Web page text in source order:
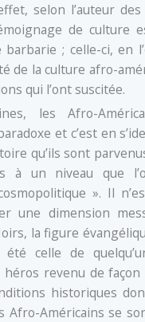
selon l’auteur des
de culture
; celle-ci, en
de la culture afro-
qui l’ont suscitée.
les Afro-
et c’est en
qu’ils sont
à un niveau que
». Il
une dimension
la figure
été celle de
héros revenu de façon
historiques
Afro-Américains se